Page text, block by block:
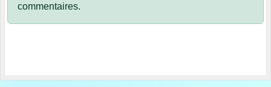
commentaires.